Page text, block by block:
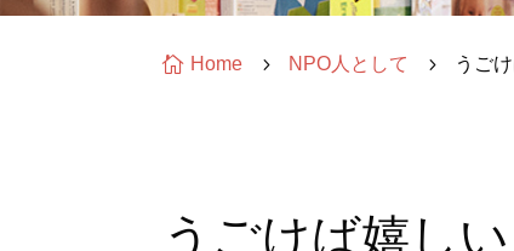
 Home 5 NPO人として 5 うご
うごけば嬉しい